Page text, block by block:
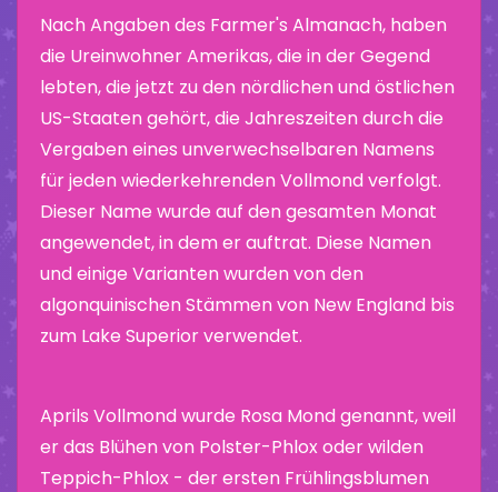
Nach Angaben des Farmer's Almanach, haben
die Ureinwohner Amerikas, die in der Gegend
lebten, die jetzt zu den nördlichen und östlichen
US-Staaten gehört, die Jahreszeiten durch die
Vergaben eines unverwechselbaren Namens
für jeden wiederkehrenden Vollmond verfolgt.
Dieser Name wurde auf den gesamten Monat
angewendet, in dem er auftrat. Diese Namen
und einige Varianten wurden von den
algonquinischen Stämmen von New England bis
zum Lake Superior verwendet.
Aprils Vollmond wurde Rosa Mond genannt, weil
er das Blühen von Polster-Phlox oder wilden
Teppich-Phlox - der ersten Frühlingsblumen